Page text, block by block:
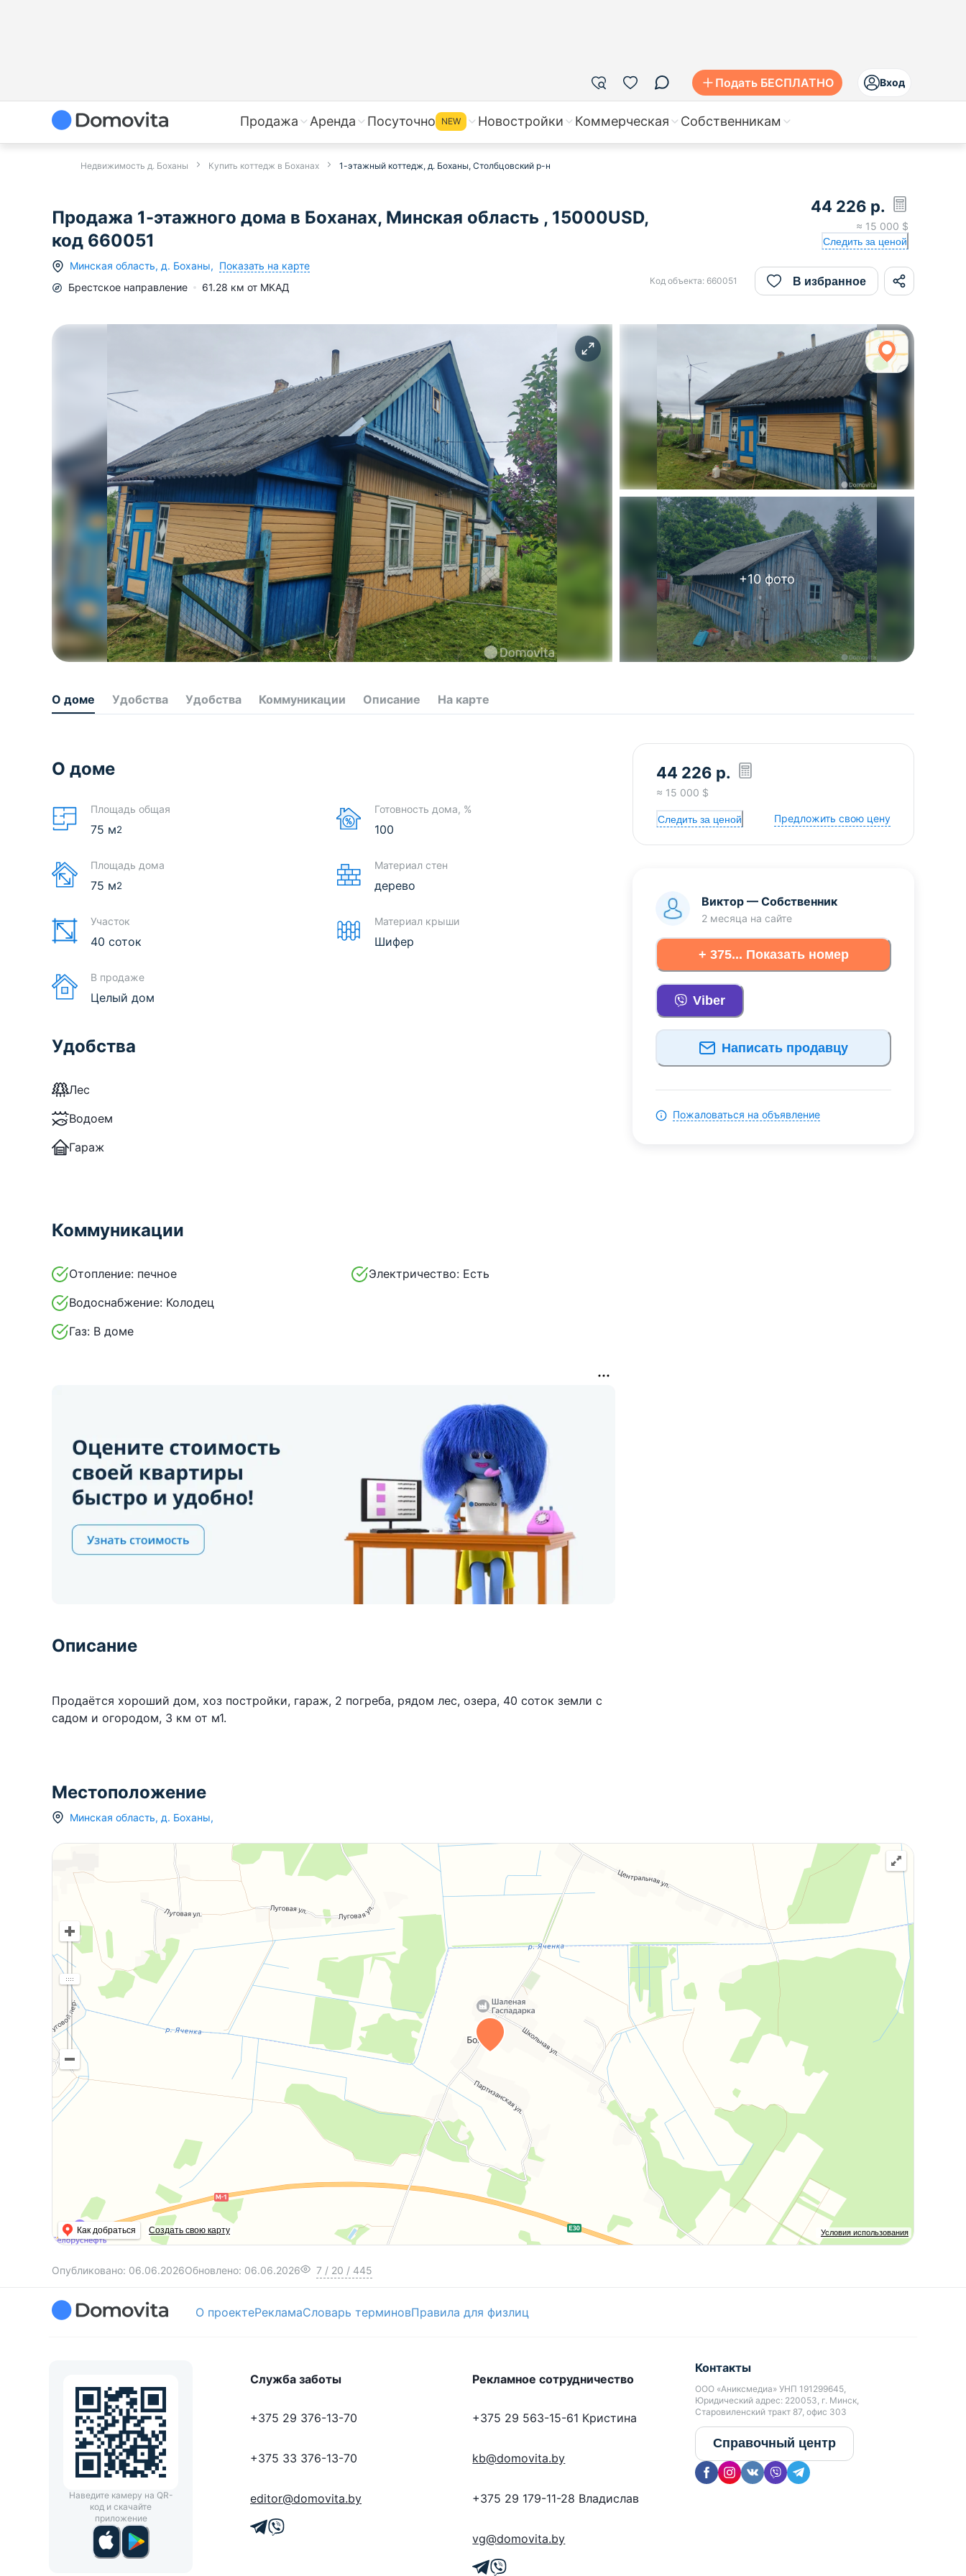
Подать БЕСПЛАТНО Вход
Продажа Аренда Посуточно NEW Новостройки Коммерческая Собственникам
Недвижимость д. Боханы Купить коттедж в Боханах 1-этажный коттедж, д. Боханы, Столбцовский р-н
Продажа 1-этажного дома в Боханах, Минская область , 15000USD,
код 660051
Минская область, д. Боханы, Показать на карте
Брестское направление 61.28 км от МКАД
44 226 р.
≈ 15 000 $
Следить за ценой
Код объекта: 660051 В избранное
+10фото
О доме Удобства Удобства Коммуникации Описание На карте
О доме
Площадь общая
75 м2
Площадь дома
75 м2
Участок
40 соток
В продаже
Целый дом
Готовность дома, %
100
Материал стен
дерево
Материал крыши
Шифер
Удобства
Лес
Водоем
Гараж
Коммуникации
Отопление: печное
Водоснабжение: Колодец
Газ: В доме
Электричество: Есть
Описание
Продаётся хороший дом, хоз постройки, гараж, 2 погреба, рядом лес, озера, 40 соток земли с
садом и огородом, 3 км от м1.
44 226 р.
≈ 15 000 $
Следить за ценой Предложить свою цену
Виктор — Собственник
2 месяца на сайте
+ 375... Показать номер
Viber
Написать продавцу
Пожаловаться на объявление
Местоположение
Минская область, д. Боханы,
Условия использования
Как добраться Создать свою карту
Опубликовано: 06.06.2026Обновлено: 06.06.2026 7 / 20 / 445
О проектеРекламаСловарь терминовПравила для физлиц
Наведите камеру на QR-
код и скачайте
приложение
Служба заботы
+375 29 376-13-70
+375 33 376-13-70
editor@domovita.by
Рекламное сотрудничество
+375 29 563-15-61 Кристина
kb@domovita.by
+375 29 179-11-28 Владислав
vg@domovita.by
Контакты
ООО «Аниксмедиа» УНП 191299645,
Юридический адрес: 220053, г. Минск,
Старовиленский тракт 87, офис 303
Справочный центр